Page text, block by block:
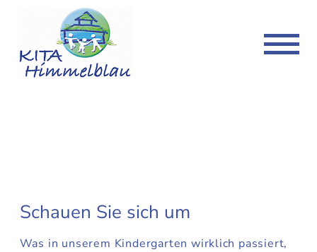
Schauen Sie sich um
Was in unserem Kindergarten wirklich passiert,
Kita Volksdorf
Kita
Kita Neugraben-Fischbek
Kita